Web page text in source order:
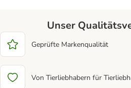
Unser
Geprüfte Markenqualität
Von Tierliebhabern für